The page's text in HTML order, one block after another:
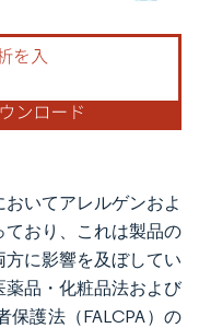
4.0の表示が必要です。
いてアレルゲンおよ
おり、これは製品の
に影響を及ぼしてい
品・化粧品法および
保護法（FALCPA）の